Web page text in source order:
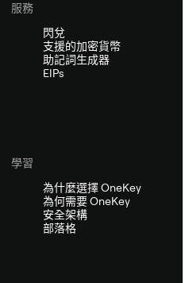
服務
閃兌
支援的加密貨幣
助記詞生成器
EIPs
學習
為什麼選擇 OneKey
為何需要 OneKey
安全架構
部落格